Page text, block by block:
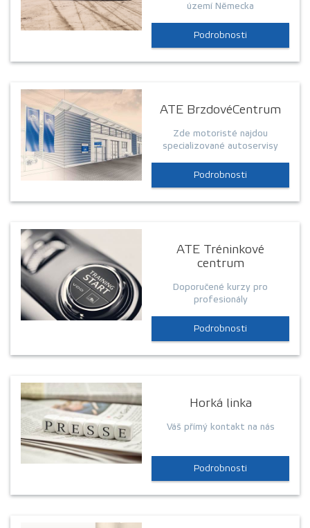
území Německa
Podrobnosti
ATE BrzdovéCentrum
Zde motoristé najdou
specializované autoservisy
Podrobnosti
ATE Tréninkové
centrum
Doporučené kurzy pro
profesionály
Podrobnosti
Horká linka
Váš přímý kontakt na nás
Podrobnosti